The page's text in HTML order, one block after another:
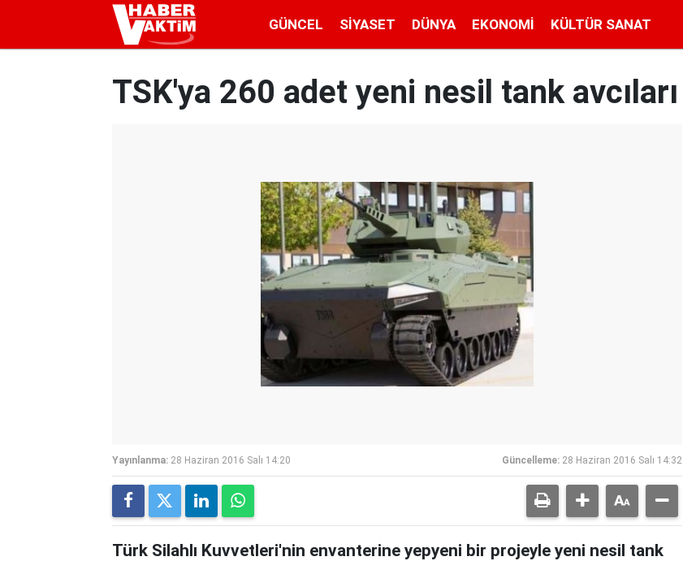
GÜNCEL SIYASET DÜNYA EKONOMI KÜLTÜR SANAT
TSK'ya 260 adet yeni nesil tank avcıları
Yayınlanma: 28 Haziran 2016 Salı 14:20 Güncelleme: 28 Haziran 2016 Salı 14:32
Türk Silahlı Kuvvetleri'nin envanterine yepyeni bir projeyle yeni nesil tank